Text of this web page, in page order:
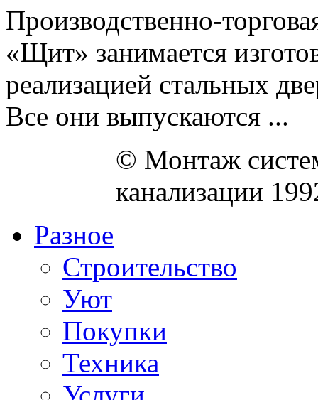
Производственно-
«Щит» занимается
реализацией стальных
Все они выпускаются ...
© Монтаж
канализации
Разное
Строительство
Уют
Покупки
Техника